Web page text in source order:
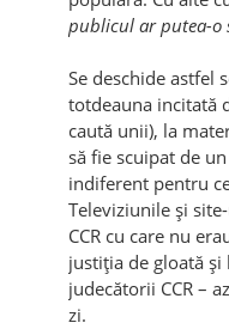
publicul ar putea-o
Se deschide astfel
totdeauna incitată
caută unii), la
să fie scuipat de
indiferent pentru
Televiziunile și
CCR cu care nu
justiția de gloată
judecătorii CCR –
zi.